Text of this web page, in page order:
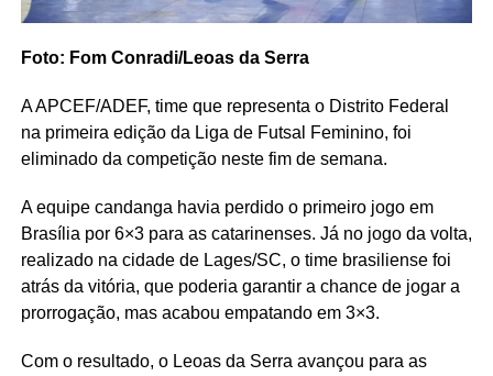
Foto: Fom Conradi/Leoas da Serra
A APCEF/ADEF, time que representa o Distrito Federal
na primeira edição da Liga de Futsal Feminino, foi
eliminado da competição neste fim de semana.
A equipe candanga havia perdido o primeiro jogo em
Brasília por 6×3 para as catarinenses. Já no jogo da volta,
realizado na cidade de Lages/SC, o time brasiliense foi
atrás da vitória, que poderia garantir a chance de jogar a
prorrogação, mas acabou empatando em 3×3.
Com o resultado, o Leoas da Serra avançou para as